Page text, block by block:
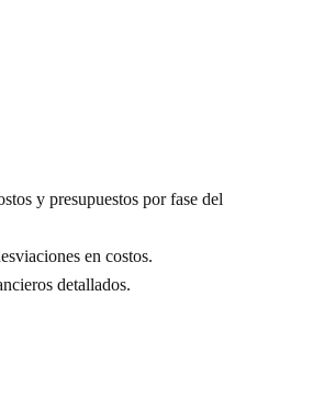
y presupuestos por fase del
en costos.
detallados.